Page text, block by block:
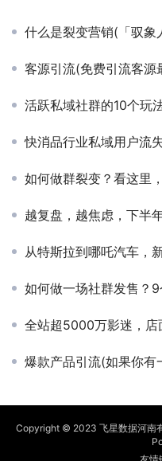
什么是裂变营销(「驭象
客源引流(免费引流客源
活跃私域社群的10个玩
快消品行业私域用户流失
如何做群裂变？看这里
越复盘，越焦虑，下半
从特斯拉到哪吒汽车，
如何做一场社群发售？9个
全站超5000万影迷，
爆款产品引流(如果你有一
Copyright © 2023 飞星数据河南